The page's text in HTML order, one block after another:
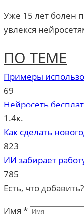
Уже 15 лет болен
увлекся
ПО ТЕМЕ
Примеры
69
Нейросеть
1.4к.
Как сделать
823
ИИ забираeт
785
Есть, что
Имя *